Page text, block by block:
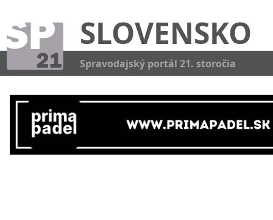
SLOVENSKO
Spravodajský portál 21. storočia